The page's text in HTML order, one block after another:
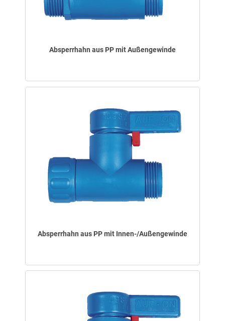
Absperrhahn aus PP mit Außengewinde
Absperrhahn aus PP mit Innen-/Außengewinde